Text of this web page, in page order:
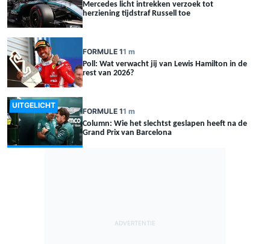
Mercedes licht intrekken verzoek tot
herziening tijdstraf Russell toe
FORMULE 11 m
Poll: Wat verwacht jij van Lewis Hamilton in de
rest van 2026?
UITGELICHT
FORMULE 11 m
Column: Wie het slechtst geslapen heeft na de
Grand Prix van Barcelona